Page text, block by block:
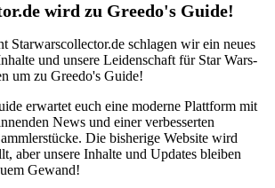
wird zu Greedo's Guide!
Starwarscollector.de schlagen wir ein neues
und unsere Leidenschaft für Star Wars-
um zu Greedo's Guide!
erwartet euch eine moderne Plattform mit
News und einer verbesserten
Die bisherige Website wird
aber unsere Inhalte und Updates bleiben
Gewand!